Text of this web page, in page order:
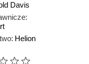
Davis
Helion